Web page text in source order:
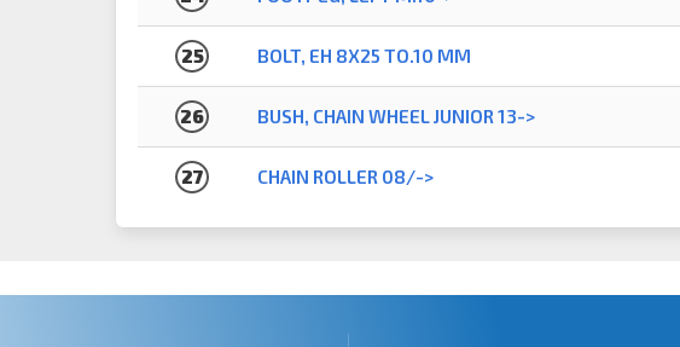
25 BOLT, EH 8X25 TO.10 MM
26 BUSH, CHAIN WHEEL JUNIOR 13->
27 CHAIN ROLLER 08/->